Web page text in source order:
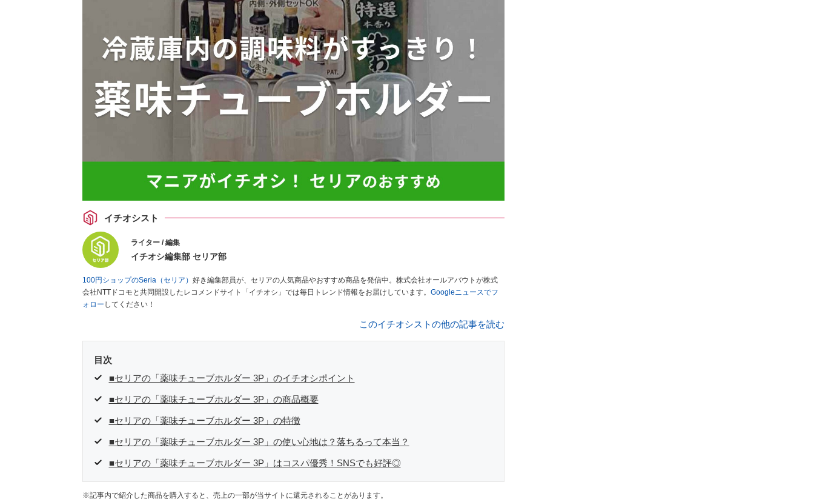
イチオシスト
ライター / 編集
イチオシ編集部 セリア部
100円ショップのSeria（セリア） 好き編集部員が、セリアの人気商品やおすすめ商品を発信中。株式会社オールアバウトが株式
会社NTTドコモと共同開設したレコメンドサイト「イチオシ」では毎日トレンド情報をお届けしています。 Googleニュースでフ
ォロー してください！
このイチオシストの他の記事を読む
目次
■セリアの「薬味チューブホルダー 3P」のイチオシポイント
■セリアの「薬味チューブホルダー 3P」の商品概要
■セリアの「薬味チューブホルダー 3P」の特徴
■セリアの「薬味チューブホルダー 3P」の使い心地は？落ちるって本当？
■セリアの「薬味チューブホルダー 3P」はコスパ優秀！SNSでも好評◎
※記事内で紹介した商品を購入すると、売上の一部が当サイトに還元されることがあります。